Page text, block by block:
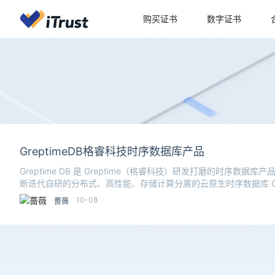
购买证书 数字证书
GreptimeDB格睿科技时序数据库产品
Greptime DB 是 Greptime（格睿科技）研发打磨的时序数据库产
断迭代自研的分布式、高性能、存储计算分离的云原生时序数据库
蔷薇 10-08